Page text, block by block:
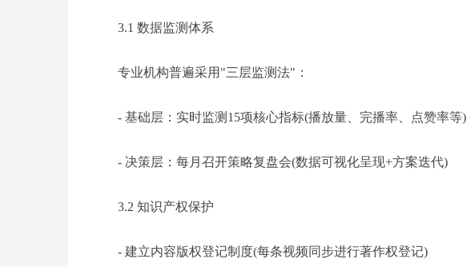
3.1 数据监测体系
专业机构普遍采用"三层监测法"：
- 基础层：实时监测15项核心指标(播放量、完播率、点赞率等)
- 决策层：每月召开策略复盘会(数据可视化呈现+方案迭代)
3.2 知识产权保护
- 建立内容版权登记制度(每条视频同步进行著作权登记)